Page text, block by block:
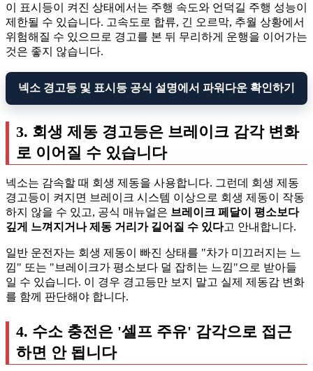
이 표시등이 켜진 상태에서는 주행 속도와 언덕길 주행 성능이
제한될 수 있습니다. 고속도로 합류, 긴 오르막, 추월 상황에서
위험해질 수 있으므로 경고를 본 뒤 무리하게 운행을 이어가는
것은 좋지 않습니다.
넥소 경고등 및 표시등 공식 설명에서 파워다운 확인하기
3. 회생 제동 경고등은 브레이크 감각 변화
로 이어질 수 있습니다
넥소는 감속할 때 회생 제동을 사용합니다. 그런데 회생 제동
경고등이 켜지면 브레이크 시스템 이상으로 회생 제동이 작동
하지 않을 수 있고, 공식 매뉴얼은 브레이크 페달이 평소보다
깊게 느껴지거나 제동 거리가 길어질 수 있다고 안내합니다.
일반 운전자는 회생 제동이 빠진 상태를 "차가 미끄러지는 느
낌" 또는 "브레이크가 평소보다 덜 잡히는 느낌"으로 받아들
일 수 있습니다. 이 경우 경고등만 보지 말고 실제 제동감 변화
를 함께 판단해야 합니다.
4. 수소 충전은 '셀프 주유' 감각으로 접근
하면 안 됩니다